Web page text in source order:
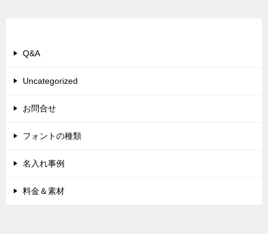
Q&A
Uncategorized
お問合せ
フォントの種類
名入れ事例
料金＆素材